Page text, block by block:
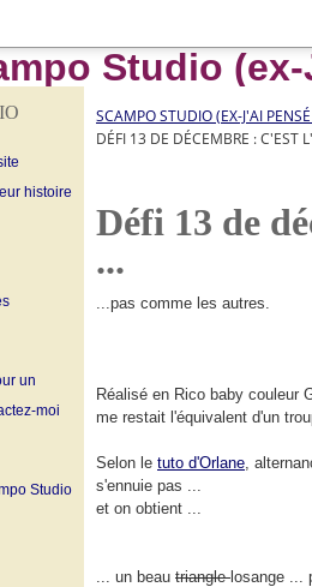
histoire
un
moi
Studio
SCAMPO STUDIO (EX-J'AI
DÉFI 13 DE DÉCEMBRE : C'EST
Défi 13 de
...
...pas comme les autres.
Réalisé en Rico baby couleur
me restait l'équivalent d'un
Selon le tuto d'Orlane,
s'ennuie pas ...
et on obtient ...
... un beau triangle losange ...